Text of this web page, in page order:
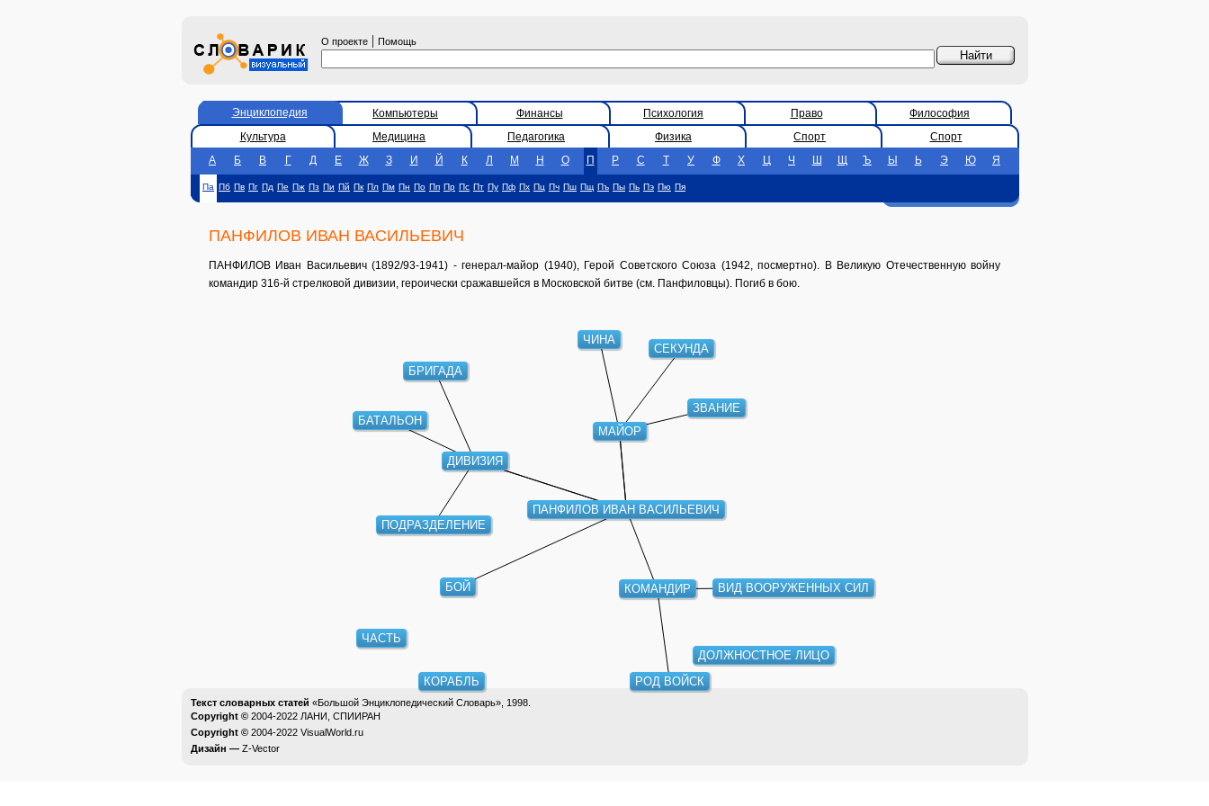
О проекте | Помощь
Энциклопедия Компьютеры Финансы Психология Право
Философия
Культура
Медицина Педагогика Физика Спорт
Спорт
А
Б В Г Д Е Ж З И Й К Л М Н О П Р С Т У Ф Х Ц Ч Ш Щ Ъ Ы Ь Э Ю Я
Па Пб Пв Пг Пд Пе Пж Пз Пи Пй Пк Пл Пм Пн По Пп Пр Пс Пт Пу Пф Пх Пц Пч Пш Пщ Пъ Пы Пь Пэ Пю Пя
ПАНФИЛОВ ИВАН ВАСИЛЬЕВИЧ
ПАНФИЛОВ Иван Васильевич (1892/93-1941) - генерал-майор (1940), Герой Советского Союза (1942, посмертно). В Великую Отечественную войну
командир 316-й стрелковой дивизии, героически сражавшейся в Московской битве (см. Панфиловцы). Погиб в бою.
ПАНФИЛОВ ИВАН ВАСИЛЬЕВИЧ
ДИВИЗИЯ
МАЙОР
КОМАНДИР
БОЙ
БАТАЛЬОН
БРИГАДА
ПОДРАЗДЕЛЕНИЕ
СЕКУНДА
ЧИНА
ЗВАНИЕ
ВИД ВООРУЖЕННЫХ СИЛ
РОД ВОЙСК
ДОЛЖНОСТНОЕ ЛИЦО
КОРАБЛЬ
ЧАСТЬ
Текст словарных статей «Большой Энциклопедический Словарь», 1998.
Copyright © 2004-2022 ЛАНИ, СПИИРАН
Copyright © 2004-2022 VisualWorld.ru
Дизайн — Z-Vector